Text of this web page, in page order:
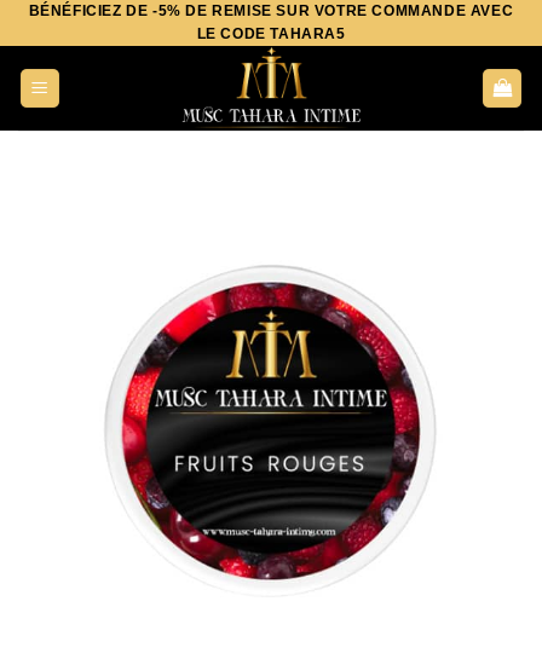
Aller
au
contenu
BÉNÉFICIEZ DE -5% DE REMISE SUR VOTRE COMMANDE AVEC
LE CODE TAHARA5